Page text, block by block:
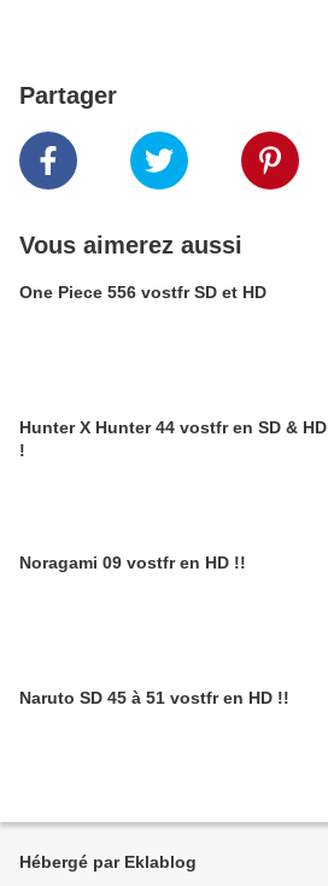
Partager
Vous aimerez aussi
One Piece 556 vostfr SD et HD
Hunter X Hunter 44 vostfr en SD & HD
!
Noragami 09 vostfr en HD !!
Naruto SD 45 à 51 vostfr en HD !!
Hébergé par Eklablog